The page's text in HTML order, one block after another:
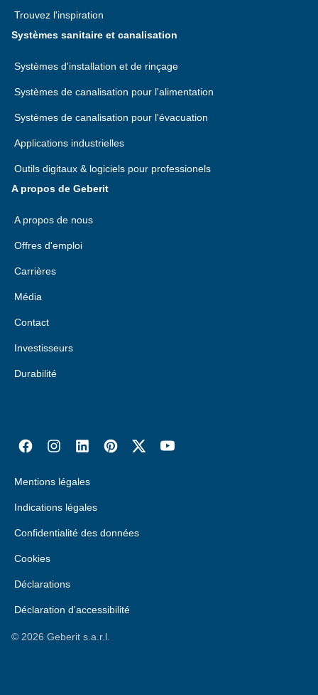
Trouvez l'inspiration
Systèmes sanitaire et canalisation
Systèmes d'installation et de rinçage
Systèmes de canalisation pour l'alimentation
Systèmes de canalisation pour l'évacuation
Applications industrielles
Outils digitaux & logiciels pour professionels
A propos de Geberit
A propos de nous
Offres d'emploi
Carrières
Média
Contact
Investisseurs
Durabilité
Mentions légales
Indications légales
Confidentialité des données
Cookies
Déclarations
Déclaration d'accessibilité
© 2026 Geberit s.a.r.l.